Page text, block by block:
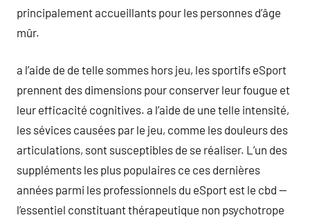
principalement accueillants pour les personnes d’âge
mûr.
a l’aide de de telle sommes hors jeu, les sportifs eSport
prennent des dimensions pour conserver leur fougue et
leur efficacité cognitives. a l’aide de une telle intensité,
les sévices causées par le jeu, comme les douleurs des
articulations, sont susceptibles de se réaliser. L’un des
suppléments les plus populaires ce ces dernières
années parmi les professionnels du eSport est le cbd —
l’essentiel constituant thérapeutique non psychotrope